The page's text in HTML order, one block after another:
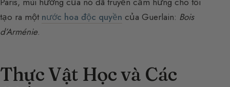
tạo ra một nước hoa độc quyền của Guerlain: Bois
d’Arménie.
Thực Vật Học và Các